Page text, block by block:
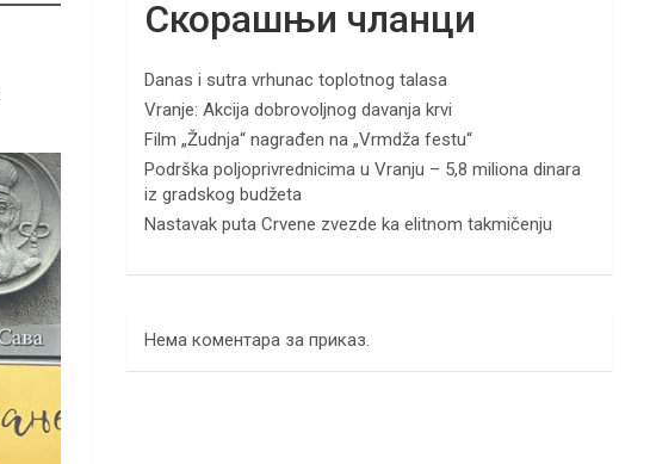
Скорашњи чланци
Danas i sutra vrhunac toplotnog talasa
Vranje: Akcija dobrovoljnog davanja krvi
Film „Žudnja“ nagrađen na „Vrmdža festu“
Podrška poljoprivrednicima u Vranju – 5,8 miliona dinara
iz gradskog budžeta
Nastavak puta Crvene zvezde ka elitnom takmičenju
Нема коментара за приказ.